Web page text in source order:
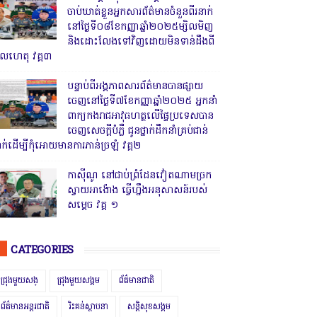
ចាប់ឃាត់ខ្លួនអ្នកសារព័ត៌មានចំនួនពីរនាក់
នៅថ្ងៃទី០៨ខែកញ្ញាឆ្នាំ២០២៥ម្សិលមិញ
និងដោះលែងទៅវិញដោយមិនទាន់ដឹងពី
ហេតុ វគ្គ៣
បន្ទាប់ពីអង្គភាពសារព័ត៌មានបានផ្សាយ
ចេញនៅថ្ងៃទី៧ខែកញ្ញាឆ្នាំ២០២៥ អ្នកនាំ
ពាក្យកងរាជអាវុធហត្ថលើផ្ទៃប្រទេសបាន
ចេញសេចក្តីបំភ្លឺ ជូនថ្នាក់ដឹកនាំគ្រប់ជាន់
ាក់ដើម្បីកុំអោយមានការភាន់ច្រឡំ វគ្គ២
កាសុីណូ នៅជាប់ព្រំដែនវៀតណាមច្រក
ស្វាយអាង៉ោង ធ្វើហ្នឹងអនុសាសន៍របស់
សម្ដេច វគ្គ ១
CATEGORIES
ជ្រុងមួយសង្ ជ្រុងមួយសង្គម ព័ត៌មានជាតិ
ព័ត៌មានអន្តរជាតិ រិះគន់ស្ថាបនា សន្តិសុខសង្គម